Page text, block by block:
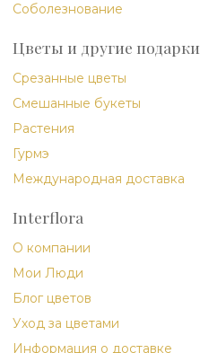
Соболезнование
Цветы и другие подарки
Срезанные цветы
Смешанные букеты
Растения
Гурмэ
Международная доставка
Interflora
О компании
Мои Люди
Блог цветов
Уход за цветами
Информация о доставке